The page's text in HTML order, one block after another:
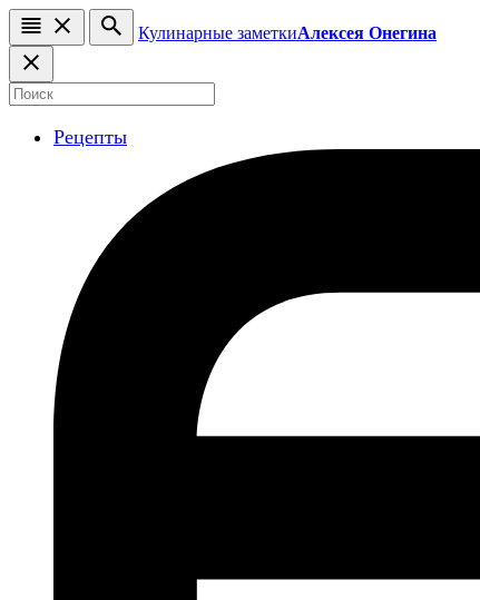
Кулинарные заметкиАлексея Онегина
Рецепты